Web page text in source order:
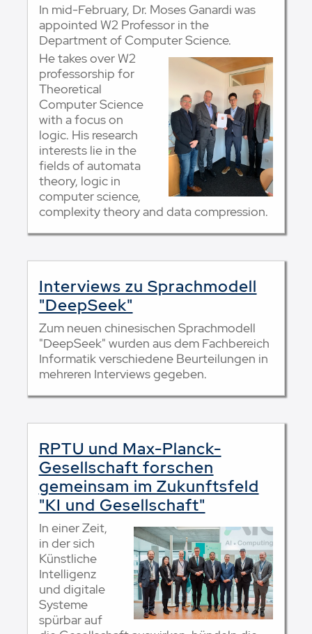
In mid-February, Dr. Moses Ganardi was
appointed W2 Professor in the
Department of Computer Science.
He takes over W2
professorship for
Theoretical
Computer Science
with a focus on
logic. His research
interests lie in the
fields of automata
theory, logic in
computer science,
complexity theory and data compression.
Interviews zu Sprachmodell
"DeepSeek"
Zum neuen chinesischen Sprachmodell
"DeepSeek" wurden aus dem Fachbereich
Informatik verschiedene Beurteilungen in
mehreren Interviews gegeben.
RPTU und Max-Planck-
Gesellschaft forschen
gemeinsam im Zukunftsfeld
"KI und Gesellschaft"
In einer Zeit,
in der sich
Künstliche
Intelligenz
und digitale
Systeme
spürbar auf